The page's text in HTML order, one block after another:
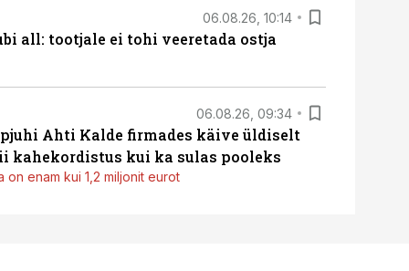
06.08.26, 10:14
all: tootjale ei tohi veeretada ostja
06.08.26, 09:34
Ahti Kalde firmades käive üldiselt
kahekordistus kui ka sulas pooleks
on enam kui 1,2 miljonit eurot